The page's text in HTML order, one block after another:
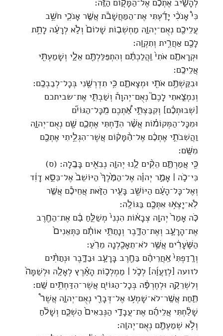
לְהָשִׁ֣יב אֶתְכֶ֔ם אֶל־הַמָּק֖וֹם הַזֶּֽה׃
כִּי֩ אָנֹכִ֨י יָדַ֜עְתִּי אֶת־הַמַּחֲשָׁבֹ֗ת אֲשֶׁ֧ר אָנֹכִ֛י חֹשֵׁ֥ב
עֲלֵיכֶ֖ם נְאֻם־יְהוָ֑ה מַחְשְׁב֤וֹת שָׁלוֹם֙ וְלֹ֣א לְרָעָ֔ה לָתֵ֥ת
לָכֶ֖ם אַחֲרִ֥ית וְתִקְוָֽה׃
וּקְרָאתֶ֤ם אֹתִי֙ וַֽהֲלַכְתֶּ֔ם וְהִתְפַּלַּלְתֶּ֖ם אֵלָ֑י וְשָׁמַעְתִּ֖י
אֲלֵיכֶֽם׃
וּבִקַּשְׁתֶּ֥ם אֹתִ֖י וּמְצָאתֶ֑ם כִּ֥י תִדְרְשֻׁ֖נִי בְּכָל־לְבַבְכֶֽם׃
וְנִמְצֵ֣אתִי לָכֶם֮ נְאֻם־יְהוָה֒ וְשַׁבְתִּ֣י אֶת־שביתכם
[שְׁבוּתְכֶ֗ם] וְקִבַּצְתִּ֣י אֶ֠תְכֶם מִֽכָּל־הַגּוֹיִ֞ם
וּמִכָּל־הַמְּקוֹמ֗וֹת אֲשֶׁ֨ר הִדַּ֧חְתִּי אֶתְכֶ֛ם שָׁ֖ם נְאֻם־יְהוָ֑ה
וַהֲשִׁבֹתִ֣י אֶתְכֶ֔ם אֶל־הַ֨מָּק֔וֹם אֲשֶׁר־הִגְלֵ֥יתִי אֶתְכֶ֖ם
מִשָּֽׁם׃
כִּ֖י אֲמַרְתֶּ֑ם הֵקִ֨ים לָ֧נוּ יְהוָ֛ה נְבִאִ֖ים בָּבֶֽלָה׃ (ס)
כִּי־כֹ֣ה ׀ אָמַ֣ר יְהוָ֗ה אֶל־הַמֶּ֙לֶךְ֙ הַיּוֹשֵׁב֙ אֶל־כִּסֵּ֣א דָוִ֔ד
וְאֶל־כָּל־הָעָ֔ם הַיּוֹשֵׁ֖ב בָּעִ֣יר הַזֹּ֑את אֲחֵיכֶ֕ם אֲשֶׁ֛ר
לֹֽא־יָצְא֥וּ אִתְּכֶ֖ם בַּגּוֹלָֽה׃
כֹּ֤ה אָמַר֙ יְהוָ֣ה צְבָא֔וֹת הִנְנִי֙ מְשַׁלֵּ֣חַ בָּ֔ם אֶת־הַחֶ֖רֶב
אֶת־הָרָעָ֣ב וְאֶת־הַדָּ֑בֶר וְנָתַתִּ֣י אוֹתָ֗ם כַּתְּאֵנִים֙
הַשֹּׁ֣עָרִ֔ים אֲשֶׁ֥ר לֹא־תֵאָכַ֖לְנָה מֵרֹֽעַ׃
וְרָֽדַפְתִּי֙ אַֽחֲרֵיהֶ֔ם בַּחֶ֖רֶב בָּרָעָ֣ב וּבַדָּ֑בֶר וּנְתַתִּ֨ים
לזועה [לְזַעֲוָ֜ה] לְכֹ֣ל ׀ מַמְלְכ֣וֹת הָאָ֗רֶץ לְאָלָ֤ה וּלְשַׁמָּה֙
וְלִשְׁרֵקָ֣ה וּלְחֶרְפָּ֔ה בְּכָל־הַגּוֹיִ֖ם אֲשֶׁר־הִדַּחְתִּ֥ים שָֽׁם׃
תַּ֛חַת אֲשֶֽׁר־לֹא־שָׁמְע֥וּ אֶל־דְּבָרַ֖י נְאֻם־יְהוָ֑ה אֲשֶׁר֩
שָׁלַ֨חְתִּי אֲלֵיהֶ֜ם אֶת־עֲבָדַ֤י הַנְּבִאִים֙ הַשְׁכֵּ֣ם וְשָׁלֹ֔חַ
וְלֹ֥א שְׁמַעְתֶּ֖ם נְאֻם־יְהוָֽה׃